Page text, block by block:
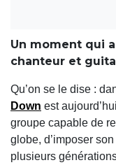
Un moment qui
chanteur et
Qu’on se le dise :
Down est
groupe capable de
globe, d’imposer
plusieurs